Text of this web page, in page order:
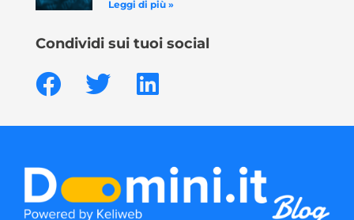
Leggi di più »
Condividi sui tuoi social